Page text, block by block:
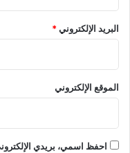
البريد الإلكتروني*
الموقع الإلكتروني
احفظ اسمي، بريدي